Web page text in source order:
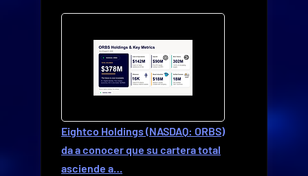
Eightco Holdings (NASDAQ: ORBS)
da a conocer que su cartera total
asciende a…